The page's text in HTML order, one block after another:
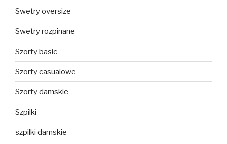
Swetry oversize
Swetry rozpinane
Szorty basic
Szorty casualowe
Szorty damskie
Szpilki
szpilki damskie